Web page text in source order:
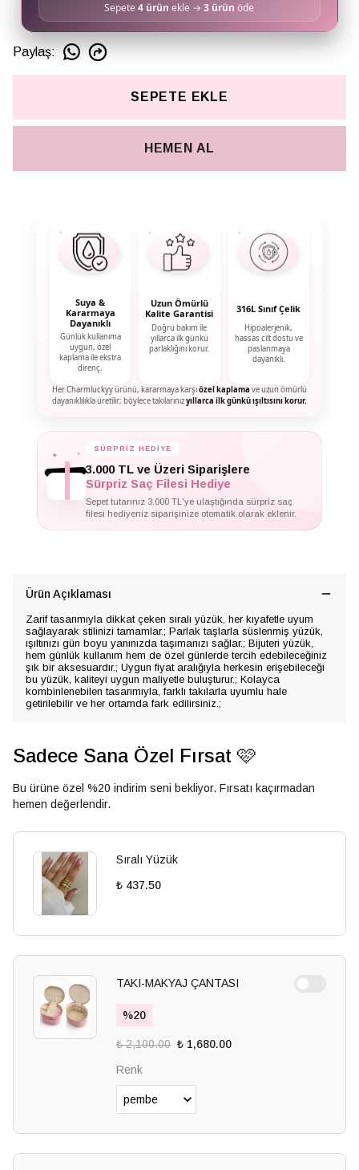
Sepete4 ürün ekle →3 ürün öde
Paylaş:
SEPETE EKLE
HEMEN AL
Suya &
Kararmaya
Dayanıklı
Günlük kullanıma
uygun, özel
kaplama ile ekstra
direnç.
Uzun Ömürlü
Kalite Garantisi
Doğru bakım ile
yıllarca ilk günkü
parlaklığını korur.
316L Sınıf Çelik
Hipoalerjenik,
hassas cilt dostu ve
paslanmaya
dayanıklı.
Her Charmluckyy ürünü, kararmaya karşıözel kaplama ve uzun ömürlü
dayanıklılıkla üretilir; böylece takılarınızyıllarca ilk günkü ışıltısını korur.
✦ SÜRPRİZ HEDİYE
3.000 TL ve Üzeri Siparişlere
Sürpriz Saç Filesi Hediye
Sepet tutarınız 3.000 TL'ye ulaştığında sürpriz saç
filesi hediyeniz siparişinize otomatik olarak eklenir.
Ürün Açıklaması
Zarif tasarımıyla dikkat çeken sıralı yüzük, her kıyafetle uyum
sağlayarak stilinizi tamamlar.; Parlak taşlarla süslenmiş yüzük,
ışıltınızı gün boyu yanınızda taşımanızı sağlar.; Bijuteri yüzük,
hem günlük kullanım hem de özel günlerde tercih edebileceğiniz
şık bir aksesuardır.; Uygun fiyat aralığıyla herkesin erişebileceği
bu yüzük, kaliteyi uygun maliyetle buluşturur.; Kolayca
kombinlenebilen tasarımıyla, farklı takılarla uyumlu hale
getirilebilir ve her ortamda fark edilirsiniz.;
Sadece Sana Özel Fırsat 🩷
Bu ürüne özel %20 indirim seni bekliyor. Fırsatı kaçırmadan
hemen değerlendir.
Sıralı Yüzük
₺ 437.50
TAKI-MAKYAJ ÇANTASI
%20
₺ 2,100.00 ₺ 1,680.00
Renk